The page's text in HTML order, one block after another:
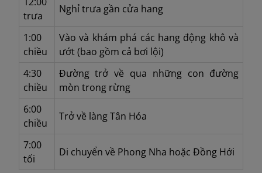
trưa
Nghỉ trưa gần cửa hang
1:00
chiều
Vào và khám phá các hang động khô và
ướt (bao gồm cả bơi lội)
4:30
chiều
Đường trở về qua những con đường
mòn trong rừng
6:00
chiều
Trở về làng Tân Hóa
7:00
tối
Di chuyển về Phong Nha hoặc Đồng Hới